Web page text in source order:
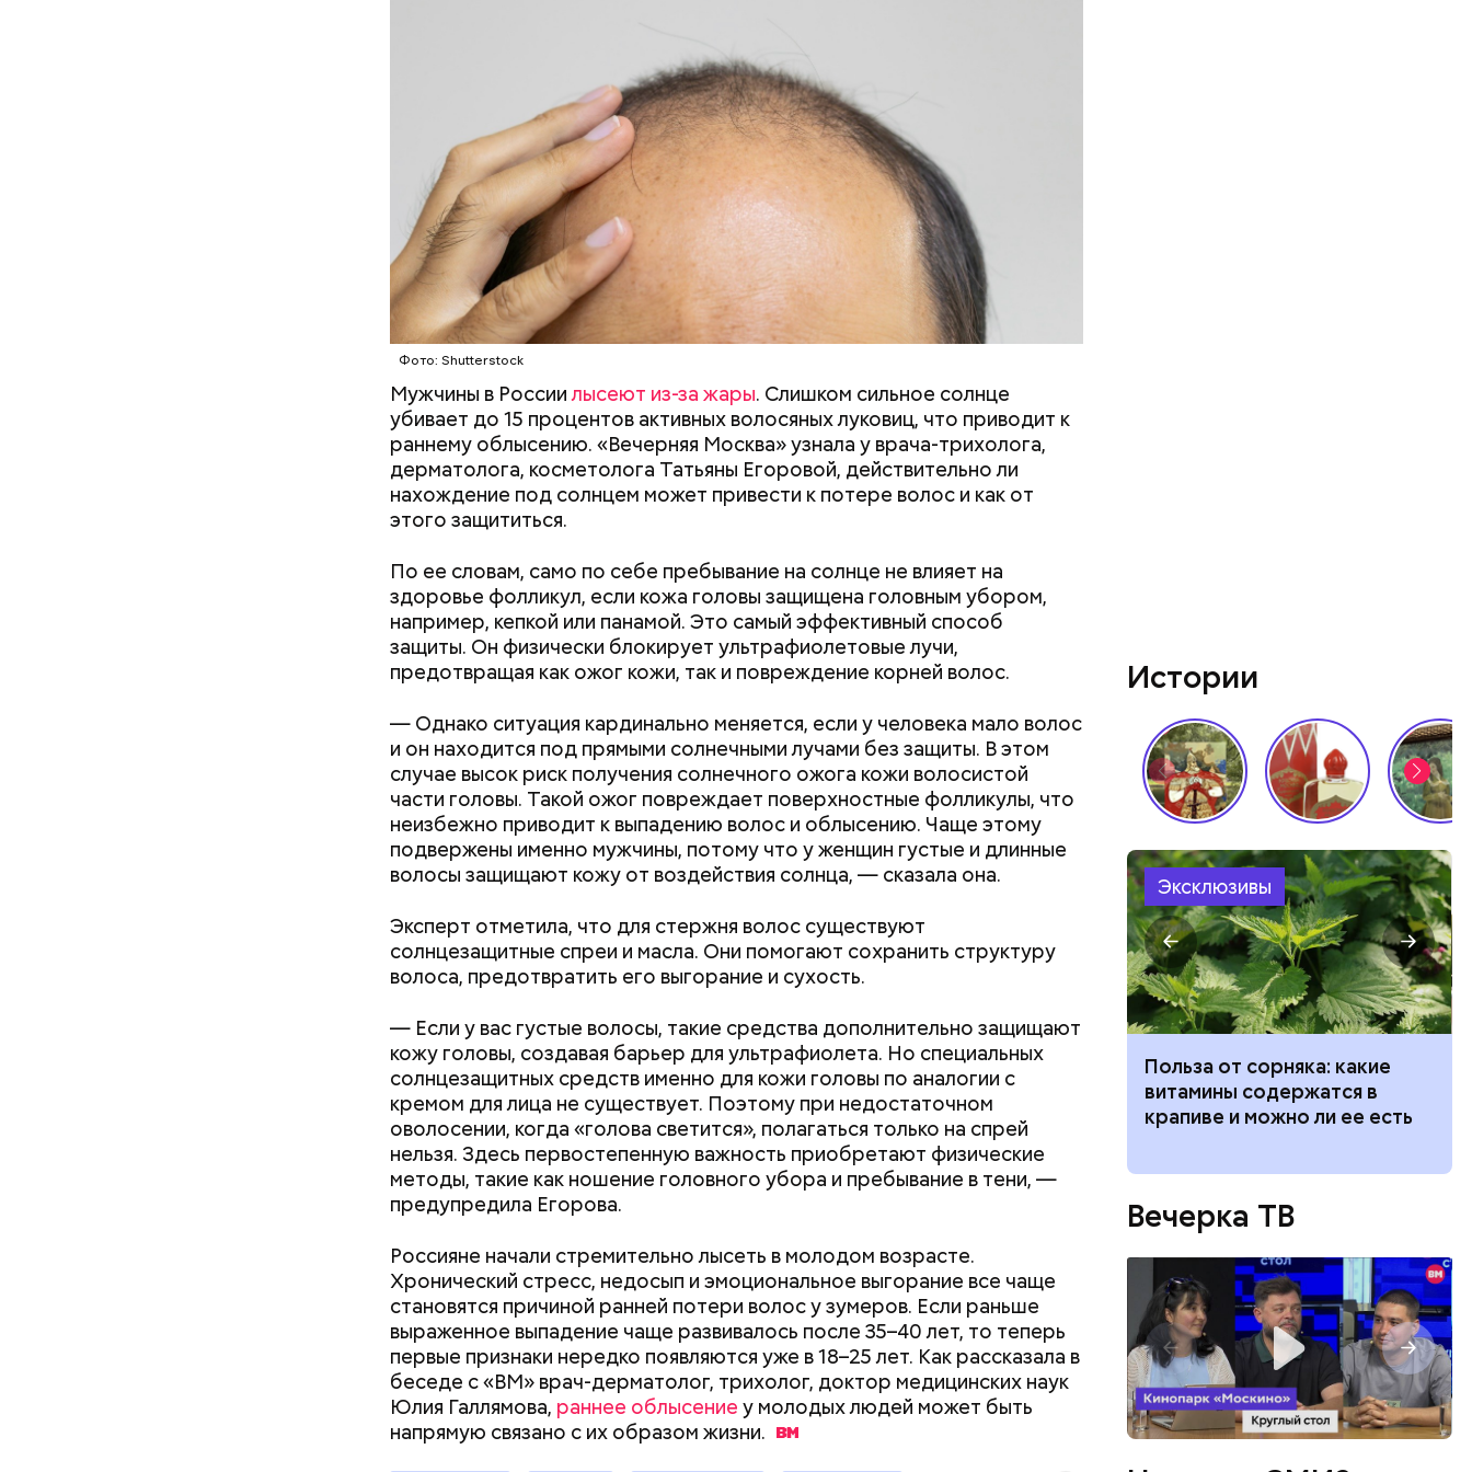
Фото: Shutterstock
Мужчины в Россиилысеют из-за жары. Слишком сильное солнце
убивает до 15 процентов активных волосяных луковиц, что приводит к
раннему облысению. «Вечерняя Москва» узнала у врача-трихолога,
дерматолога, косметолога Татьяны Егоровой, действительно ли
нахождение под солнцем может привести к потере волос и как от
этого защититься.
По ее словам, само по себе пребывание на солнце не влияет на
здоровье фолликул, если кожа головы защищена головным убором,
например, кепкой или панамой. Это самый эффективный способ
защиты. Он физически блокирует ультрафиолетовые лучи,
предотвращая как ожог кожи, так и повреждение корней волос.
— Однако ситуация кардинально меняется, если у человека мало волос
и он находится под прямыми солнечными лучами без защиты. В этом
случае высок риск получения солнечного ожога кожи волосистой
части головы. Такой ожог повреждает поверхностные фолликулы, что
неизбежно приводит к выпадению волос и облысению. Чаще этому
подвержены именно мужчины, потому что у женщин густые и длинные
волосы защищают кожу от воздействия солнца, — сказала она.
Эксперт отметила, что для стержня волос существуют
солнцезащитные спреи и масла. Они помогают сохранить структуру
волоса, предотвратить его выгорание и сухость.
— Если у вас густые волосы, такие средства дополнительно защищают
кожу головы, создавая барьер для ультрафиолета. Но специальных
солнцезащитных средств именно для кожи головы по аналогии с
кремом для лица не существует. Поэтому при недостаточном
оволосении, когда «голова светится», полагаться только на спрей
нельзя. Здесь первостепенную важность приобретают физические
методы, такие как ношение головного убора и пребывание в тени, —
предупредила Егорова.
Россияне начали стремительно лысеть в молодом возрасте.
Хронический стресс, недосып и эмоциональное выгорание все чаще
становятся причиной ранней потери волос у зумеров. Если раньше
выраженное выпадение чаще развивалось после 35–40 лет, то теперь
первые признаки нередко появляются уже в 18–25 лет. Как рассказала в
беседе с «ВМ» врач-дерматолог, трихолог, доктор медицинских наук
Юлия Галлямова, раннее облысение у молодых людей может быть
напрямую связано с их образом жизни.
Международный день холостяка
В Международный день холостяка все мужчины без пары видятся со
проводят время, наслаждаясь свободой и независимостью, пока это
возможно, ведь может быть и так, что через год они уже не будут
холостяками.
— Кабачки, порезанные кубиками, нужно легко обжарить на
сковороде. К ним добавляются зелень петрушки, чеснок, соль и
оливковое масло. Получается очень вкусно, — поделился рецептом
Спагетти из кабачков
Ингредиенты:
Однако диетолог предупредила: не для всех дыня может быть
полезна. В первую очередь ее стоит есть с осторожностью людям:
с сахарным диабетом;
лишним весом.
— В дыне содержится много сахара, который представлен фруктозой.
С одной стороны — это хорошо, потому что дает энергию. Но важно
помнить, что сладкими дынями не нужно сильно увлекаться, так же как и
арбузами, людям с сахарным диабетом и лишним весом, —
подчеркнула доктор.
Истории
Эксклюзивы
«В погоне за удачей все
средства хороши»: как
россияне ищут работу с
помощью магии
«Неизбежно приведет к
слепоте»: чем опасно
повреждение нервов глаз
после ковида
Польза от сорняка: какие
витамины содержатся в
крапиве и можно ли ее есть
Вечерка ТВ